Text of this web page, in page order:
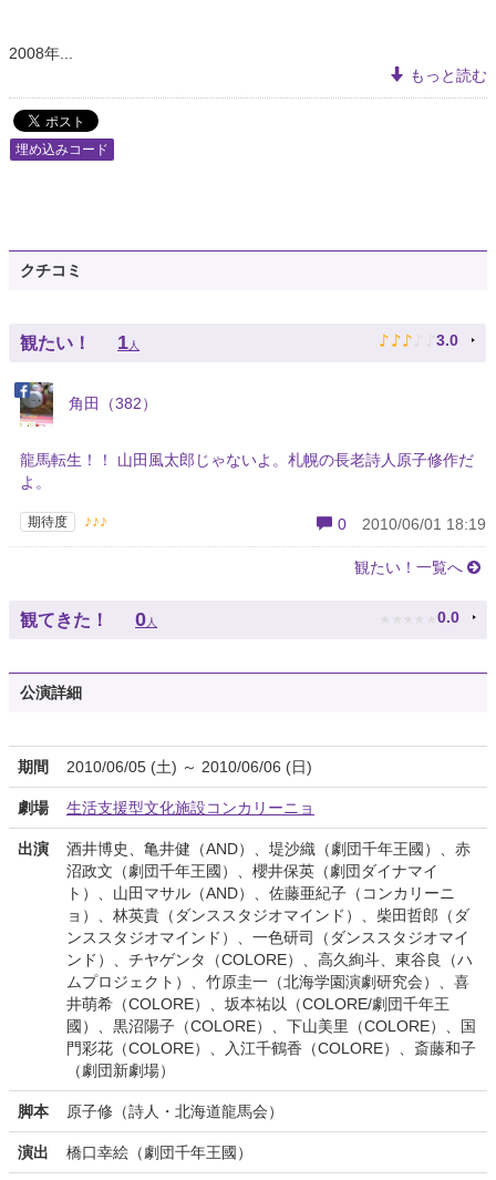
2008年...
もっと読む
埋め込みコード
クチコミ
観たい！ 1人 ♪ ♪ ♪ ♪ ♪ 3.0
角田（382）
龍馬転生！！ 山田風太郎じゃないよ。札幌の長老詩人原子修作だ
よ。
期待度 ♪♪♪ 0 2010/06/01 18:19
観たい！一覧へ
観てきた！ 0 人 ★ ★ ★ ★ ★ 0.0
公演詳細
期間 2010/06/05 (土) ～ 2010/06/06 (日)
劇場 生活支援型文化施設コンカリーニョ
出演
酒井博史、亀井健（AND）、堤沙織（劇団千年王國）、赤
沼政文（劇団千年王國）、櫻井保英（劇団ダイナマイ
ト）、山田マサル（AND）、佐藤亜紀子（コンカリーニ
ョ）、林英貴（ダンススタジオマインド）、柴田哲郎（ダ
ンススタジオマインド）、一色研司（ダンススタジオマイ
ンド）、チヤゲンタ（COLORE）、高久絢斗、東谷良（ハ
ムプロジェクト）、竹原圭一（北海学園演劇研究会）、喜
井萌希（COLORE）、坂本祐以（COLORE/劇団千年王
國）、黒沼陽子（COLORE）、下山美里（COLORE）、国
門彩花（COLORE）、入江千鶴香（COLORE）、斎藤和子
（劇団新劇場）
脚本 原子修（詩人・北海道龍馬会）
演出 橋口幸絵（劇団千年王國）